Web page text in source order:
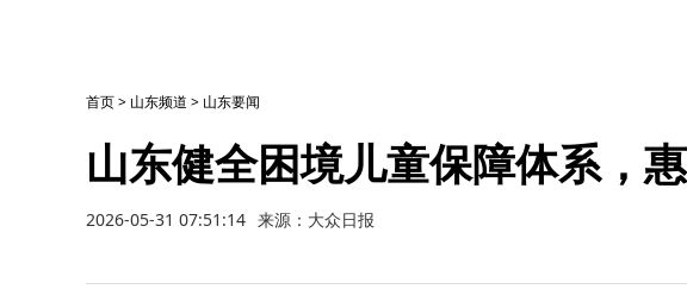
首页> 山东频道 > 山东要闻
山东健全困境儿童保障体系，
2026-05-31 07:51:14 来源：大众日报